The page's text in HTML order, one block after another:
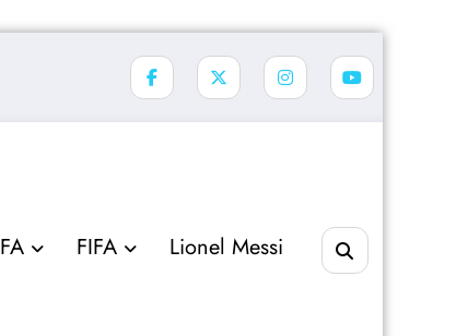
FIFA Lionel Messi